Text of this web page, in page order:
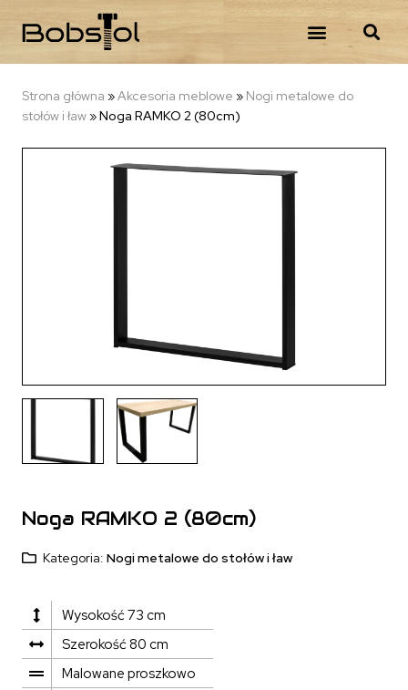
Strona główna »Akcesoria meblowe » Nogi metalowe do
stołów i ław »Noga RAMKO 2 (80cm)
Noga RAMKO 2 (80cm)
Kategoria: Nogi metalowe do stołów i ław
Wysokość 73 cm
Szerokość 80 cm
Malowane proszkowo